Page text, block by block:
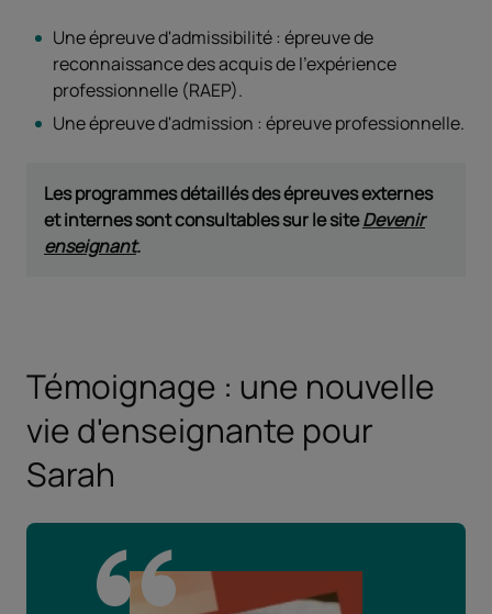
Une épreuve d'admissibilité : épreuve de
reconnaissance des acquis de l'expérience
professionnelle (RAEP).
Une épreuve d'admission : épreuve professionnelle.
Les programmes détaillés des épreuves externes
et internes sont consultables sur le siteDevenir
enseignant.
Témoignage : une nouvelle
vie d'enseignante pour
Sarah